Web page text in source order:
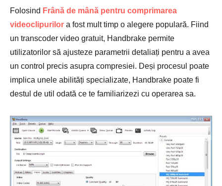
Folosind Frână de mână pentru comprimarea
videoclipurilor a fost mult timp o alegere populară. Fiind
un transcoder video gratuit, Handbrake permite
utilizatorilor să ajusteze parametrii detaliați pentru a avea
un control precis asupra compresiei. Deși procesul poate
implica unele abilități specializate, Handbrake poate fi
destul de util odată ce te familiarizezi cu operarea sa.